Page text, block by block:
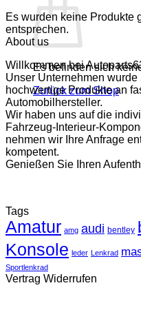
Es befinden sich
Zurück zum Shop
Es wurden keine Produkte
entsprechen.
About us
Willkommen bei
Unser Unternehmen
hochwertige Produkte an
Automobilhersteller.
Wir haben uns auf die
Fahrzeug-Interieur-
nehmen wir Ihre Anfrage
kompetent.
Genießen Sie Ihren
Tags
Amatur amg audi bentley
Konsole leder Lenkrad
Sportlenkrad
Vertrag Widerrufen